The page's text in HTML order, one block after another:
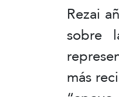
Rezai
sobre
más